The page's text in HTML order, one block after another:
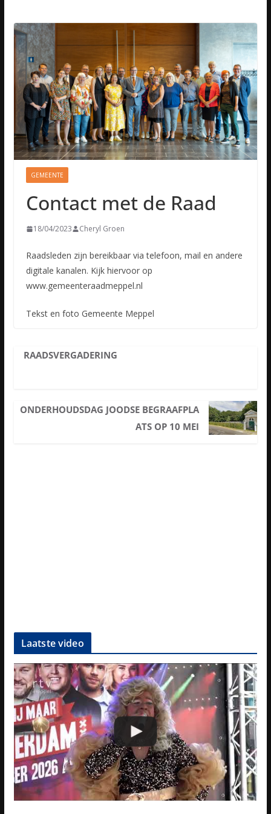
GEMEENTE
Contact met de Raad
18/04/2023 Cheryl Groen
Raadsleden zijn bereikbaar via telefoon, mail en andere
digitale kanalen. Kijk hiervoor op
www.gemeenteraadmeppel.nl
Tekst en foto Gemeente Meppel
RAADSVERGADERING
ONDERHOUDSDAG JOODSE BEGRAAFPLA
ATS OP 10 MEI
Laatste video